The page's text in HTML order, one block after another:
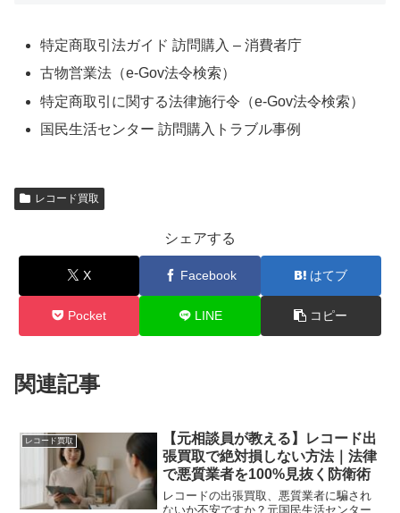
特定商取引法ガイド 訪問購入 – 消費者庁
古物営業法（e-Gov法令検索）
特定商取引に関する法律施行令（e-Gov法令検索）
国民生活センター 訪問購入トラブル事例
レコード買取
シェアする
X Facebook はてブ
Pocket LINE コピー
関連記事
レコード買取
【元相談員が教える】レコード出
張買取で絶対損しない方法｜法律
で悪質業者を100%見抜く防衛術
レコードの出張買取、悪質業者に騙され
ないか不安ですか？元国民生活センター